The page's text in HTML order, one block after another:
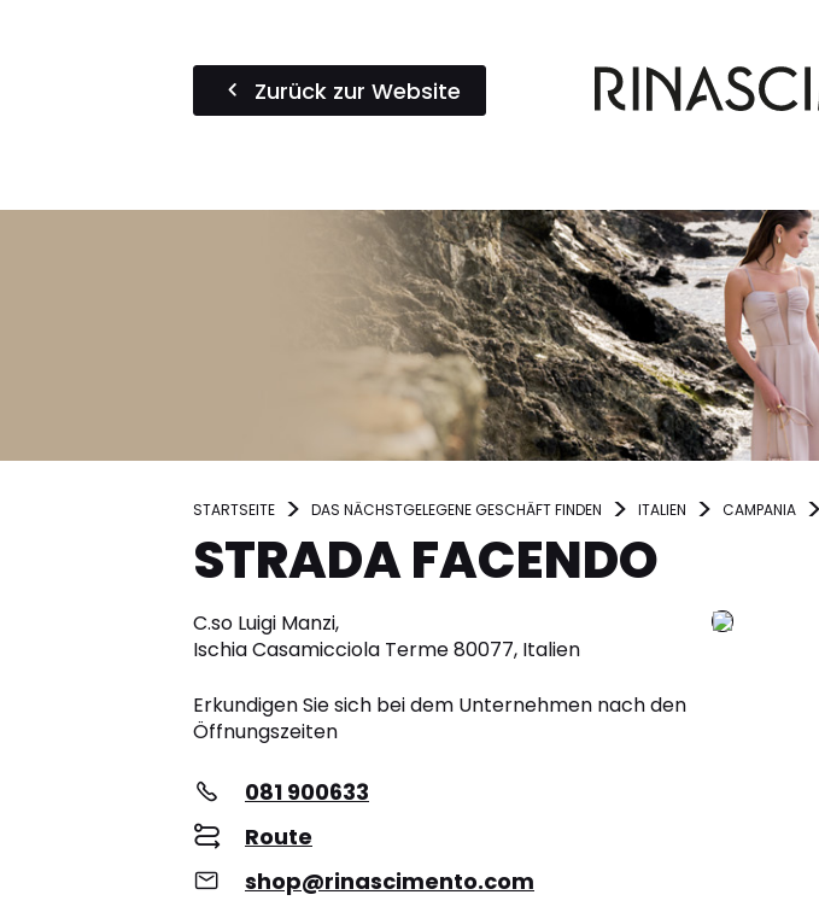
Zurück zur Website
STARTSEITE DAS NÄCHSTGELEGENE GESCHÄFT FINDEN ITALIEN CAMPANIA
STRADA FACENDO
C.so Luigi Manzi,
Ischia Casamicciola Terme 80077, Italien
Erkundigen Sie sich bei dem Unternehmen nach den
Öffnungszeiten
081 900633
Route
shop@rinascimento.com